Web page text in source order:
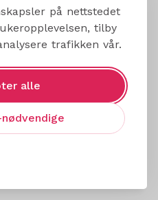
på nettstedet
tilby
trafikken vår.
alle